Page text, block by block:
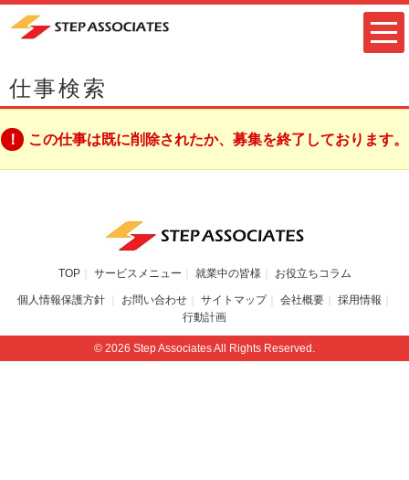
仕事検索
この仕事は既に削除されたか、募集を終了しております。
TOP サービスメニュー 就業中の皆様 お役立ちコラム
個人情報保護方針 お問い合わせ サイトマップ 会社概要
採用情報
行動計画
© 2026 Step Associates All Rights Reserved.